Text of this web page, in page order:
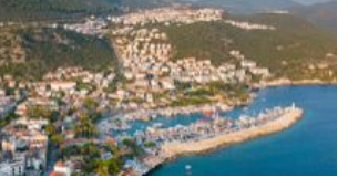
სასამართლოს
ფაქტზე 1 წლით და 6
აღკვეთა მიესაჯა